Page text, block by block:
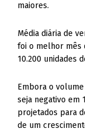
maiores.
Média diária de
foi o melhor mês
10.200 unidades
Embora o
seja negativo em
projetados para
de um